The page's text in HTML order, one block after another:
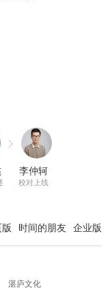
李仲轲
校对上线
时间的朋友 企业版
湛庐文化